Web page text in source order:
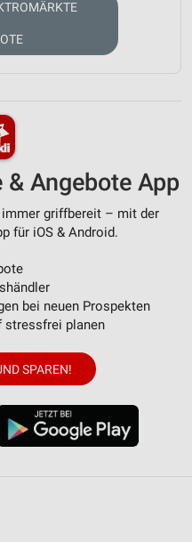
Angebote App
griffbereit – mit der
für iOS & Android.
bei neuen Prospekten
stressfrei planen
SPAREN!